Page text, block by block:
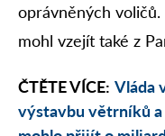
oprávněných
mohl vzejít také z
ČTĚTE VÍCE: Vláda
výstavbu větrníků a